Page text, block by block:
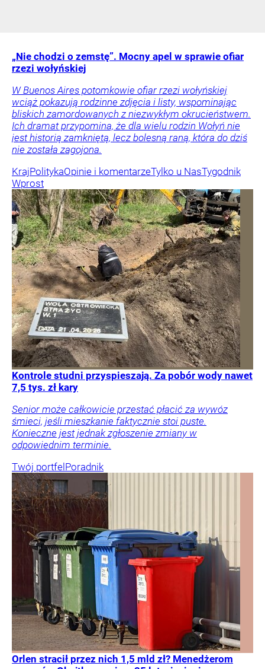
„Nie chodzi o zemstę”. Mocny apel w sprawie ofiar
rzezi wołyńskiej
W Buenos Aires potomkowie ofiar rzezi wołyńskiej
wciąż pokazują rodzinne zdjęcia i listy, wspominając
bliskich zamordowanych z niezwykłym okrucieństwem.
Ich dramat przypomina, że dla wielu rodzin Wołyń nie
jest historią zamkniętą, lecz bolesną raną, która do dziś
nie została zagojona.
KrajPolitykaOpinie i komentarzeTylko u NasTygodnik
Wprost
Kontrole studni przyspieszają. Za pobór wody nawet
7,5 tys. zł kary
Senior może całkowicie przestać płacić za wywóz
śmieci, jeśli mieszkanie faktycznie stoi puste.
Konieczne jest jednak zgłoszenie zmiany w
odpowiednim terminie.
Twój portfelPoradnik
Orlen stracił przez nich 1,5 mld zł? Menedżerom